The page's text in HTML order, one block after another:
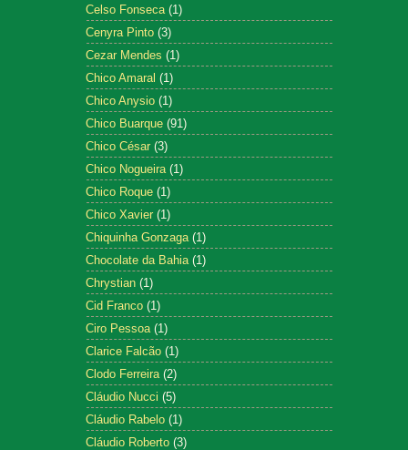
Celso Fonseca (1)
Cenyra Pinto (3)
Cezar Mendes (1)
Chico Amaral (1)
Chico Anysio (1)
Chico Buarque (91)
Chico César (3)
Chico Nogueira (1)
Chico Roque (1)
Chico Xavier (1)
Chiquinha Gonzaga (1)
Chocolate da Bahia (1)
Chrystian (1)
Cid Franco (1)
Ciro Pessoa (1)
Clarice Falcão (1)
Clodo Ferreira (2)
Cláudio Nucci (5)
Cláudio Rabelo (1)
Cláudio Roberto (3)